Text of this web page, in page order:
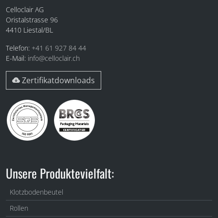
Celloclair AG
Oristalstrasse 96
4410 Liestal/BL
Telefon: +41 61 927 84 44
E-Mail: info@celloclair.ch
Zertifikatdownloads
Unsere Produktevielfalt:
Klotzbodenbeutel
Rollen